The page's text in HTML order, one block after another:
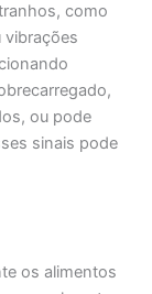
como
ou pode
sinais pode
os alimentos